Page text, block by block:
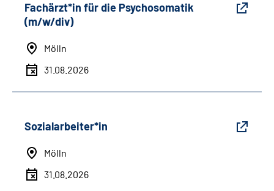
Fachärzt*in für die Psychosomatik
(m/w/div)
Mölln
31.08.2026
Sozialarbeiter*in
Mölln
31.08.2026